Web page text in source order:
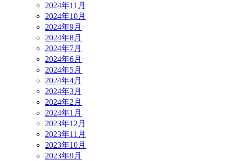
2024年11月
2024年10月
2024年9月
2024年8月
2024年7月
2024年6月
2024年5月
2024年4月
2024年3月
2024年2月
2024年1月
2023年12月
2023年11月
2023年10月
2023年9月